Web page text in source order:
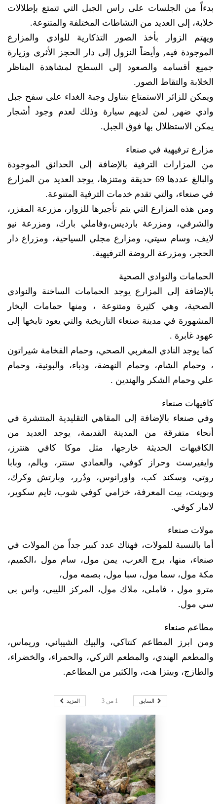
بدءاً من الجلسات على راس الجبل التي تتمتع بإطلالات
خلابة، إلى العديد من النشاطات المختلفة والمتنوعة.
ويهتم الزوار بأخذ الصور التذكارية للوادي والمزارع
الموجودة فيه, وأيضاً النزول إلى دار الحجز الأثري وزيارة
جميع أقسامه والصعود إلى السطح لمشاهدة المناظر
الخلابة والتقاط الصور.
ويمكن للزائر الاستمتاع بتناول وجبة الغداء على سفح جبل
وادي ضهر, لمن لديهم سيارة وذلك لعدم وجود أشجار
يمكن الاستظلال بها فوق الجبل.
مزارع ترفيهية في صنعاء
من المزارات الترفية بالإضافة إلى الحدائق الموجودة
والبالغ عددها 69 حديقة ومتنزها، يوجد العديد من المزارع
في صنعاء، والتي تقدم خدمات الترفية المتنوعة.
ومن هذه المزارع التي يتم تأجيرها للزوار، مزرعة المفزر،
والشرفي، ومزرعة بارديس،وفاملي بارك، ومزرعة نيو
لايف، وسام سيتي، ومزارع مجلي السياحية، ومزراع دار
الحجر، ومزرعة الروضة الترفيهية.
الحمامات والنوادي الصحية
بالإضافة إلى المزارع يوجد الحمامات الساخنة والنوادي
الصحية، وهي كثيرة ومتنوعة ، ومنها حمامات البخار
المشهورة في مدينة صنعاء التاريخية والتي يعود تايخها إلى
عهود غابرة .
كما يوجد النادي المغربي الصحي، وحمام الفخامة شيراتون
، وحمام الشام، وحمام النهضة، ودباء، والبونية، وحمام
علي وحمام الشكر والهندين .
كافيهات صنعاء
وفي صنعاء بالإضافة إلى المقاهي التقليدية المنتشرة في
أنحاء متفرقة من المدينة القديمة، يوجد العديد من
الكافيهات الحديثة خارجها، مثل موكا كافي هنترز،
وايفيرست وحراز كوفي، والعمادي سنتر، وبالم، وبابا
روتي، وسكند كب، واورانوس، ودُرر، وبارتش وكرك،
وبوينت، بيت المعرفة، خزامي كوفي شوب، تايم سكوير،
لامار كوفي.
مولات صنعاء
أما بالنسبة للمولات، فهناك عدد كبير جداً من المولات في
صنعاء، منها، برج العرب، يمن مول، سام مول ،الكميم،
مكة مول، سما مول، سبا مول، بصمه مول،
مترو مول ، فاملي، ملاك مول، المركز الليبي، واس بي
سي مول.
مطاعم صنعاء
ومن ابرز المطاعم كنتاكي، والبيك الشيباني، وريماس،
والمطعم الهندي، والمطعم التركي، والحمراء، والخضراء،
والطازج، وبيتزا هت، والكثير من المطاعم.
السابق 1 من3 المزيد